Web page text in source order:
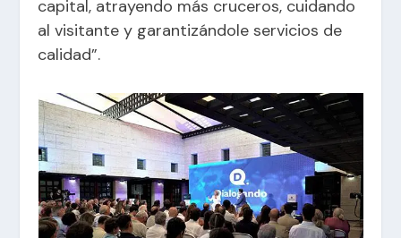
capital, atrayendo más cruceros, cuidando
al visitante y garantizándole servicios de
calidad”.